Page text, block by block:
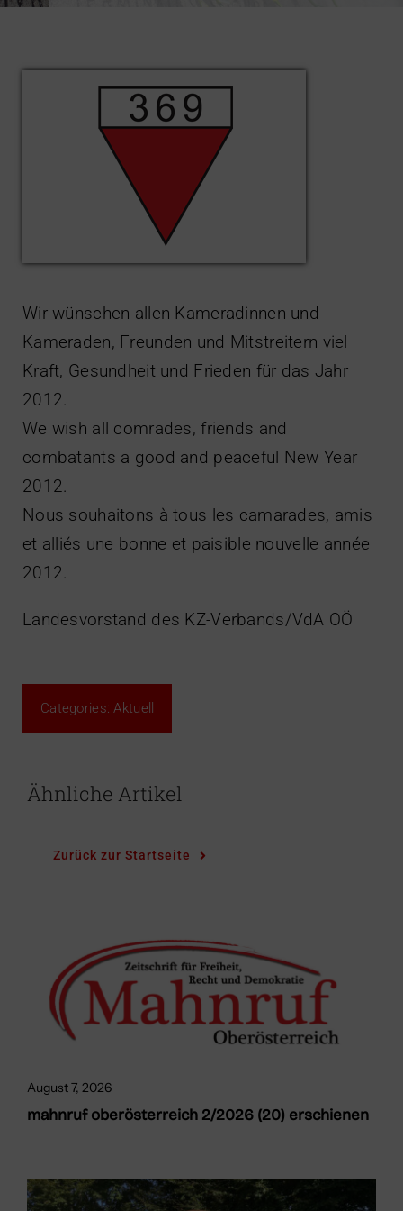
Wir wünschen allen Kameradinnen und
Kameraden, Freunden und Mitstreitern viel
Kraft, Gesundheit und Frieden für das Jahr
2012.
We wish all comrades, friends and
combatants a good and peaceful New Year
2012.
Nous souhaitons à tous les camarades, amis
et alliés une bonne et paisible nouvelle année
2012.
Landesvorstand des KZ-Verbands/VdA OÖ
Categories:Aktuell
Ähnliche Artikel
Zurück zur Startseite
August 7, 2026
mahnruf oberösterreich 2/2026 (20) erschienen